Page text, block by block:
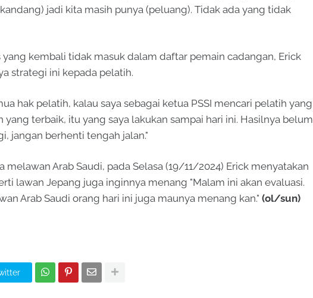
jadi kita masih punya (peluang). Tidak ada yang tidak
yang kembali tidak masuk dalam daftar pemain cadangan, Erick
strategi ini kepada pelatih.
hak pelatih, kalau saya sebagai ketua PSSI mencari pelatih yang
yang terbaik, itu yang saya lakukan sampai hari ini. Hasilnya belum
jangan berhenti tengah jalan."
Arab Saudi, pada Selasa (19/11/2024) Erick menyatakan
lawan Jepang juga inginnya menang "Malam ini akan evaluasi.
Arab Saudi orang hari ini juga maunya menang kan." (ol/sun)